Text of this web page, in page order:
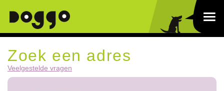
Zoek een adres
Veelgestelde vragen